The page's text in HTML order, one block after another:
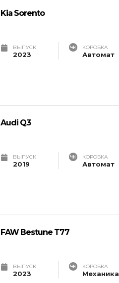
Kia Sorento
ВЫПУСК
2023
КОРОБКА
Автомат
Audi Q3
ВЫПУСК
2019
КОРОБКА
Автомат
FAW Bestune T77
ВЫПУСК
2023
КОРОБКА
Механика